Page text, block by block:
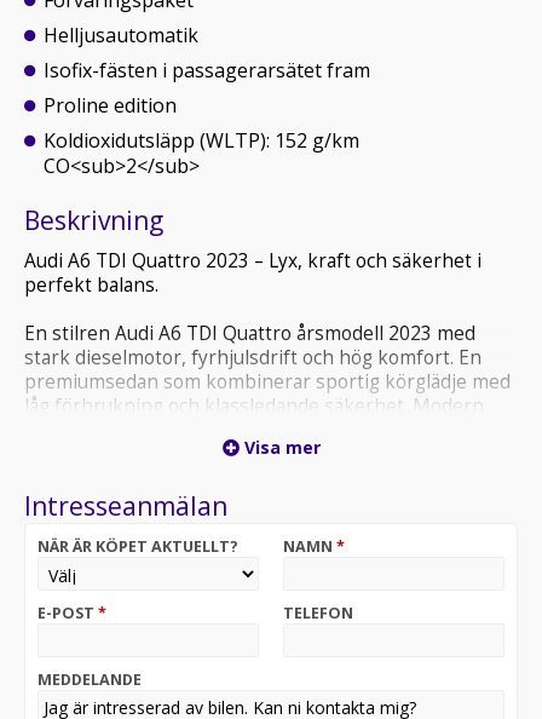
Helljusautomatik
Isofix-fästen i passagerarsätet fram
Proline edition
Koldioxidutsläpp (WLTP): 152 g/km
CO<sub>2</sub>
Beskrivning
Audi A6 TDI Quattro 2023 – Lyx, kraft och säkerhet i
perfekt balans.
En stilren Audi A6 TDI Quattro årsmodell 2023 med
stark dieselmotor, fyrhjulsdrift och hög komfort. En
premiumsedan som kombinerar sportig körglädje med
låg förbrukning och klassledande säkerhet. Modern
varje resa till en upplevelse. Perfekt bil för dig som vill
John Bauersgatan 3! Kontakta ansvarig säljare Colin
Bolgakov på 036 - 34 88 65 alt colin.bolgakov @
Öppettider | Mån-Fre 8-18 | Lör 10-14
Visa mer
Intresseanmälan
NÄR ÄR KÖPET AKTUELLT? NAMN *
E-POST * TELEFON
MEDDELANDE